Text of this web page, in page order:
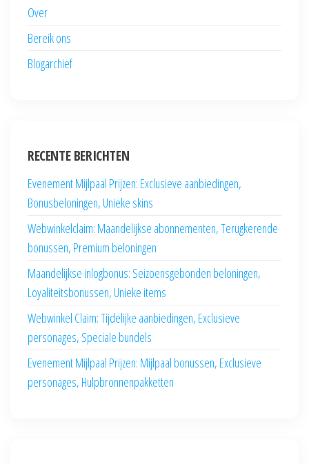
Over
Bereik ons
Blogarchief
RECENTE BERICHTEN
Evenement Mijlpaal Prijzen: Exclusieve aanbiedingen,
Bonusbeloningen, Unieke skins
Webwinkelclaim: Maandelijkse abonnementen, Terugkerende
bonussen, Premium beloningen
Maandelijkse inlogbonus: Seizoensgebonden beloningen,
Loyaliteitsbonussen, Unieke items
Webwinkel Claim: Tijdelijke aanbiedingen, Exclusieve
personages, Speciale bundels
Evenement Mijlpaal Prijzen: Mijlpaal bonussen, Exclusieve
personages, Hulpbronnenpakketten